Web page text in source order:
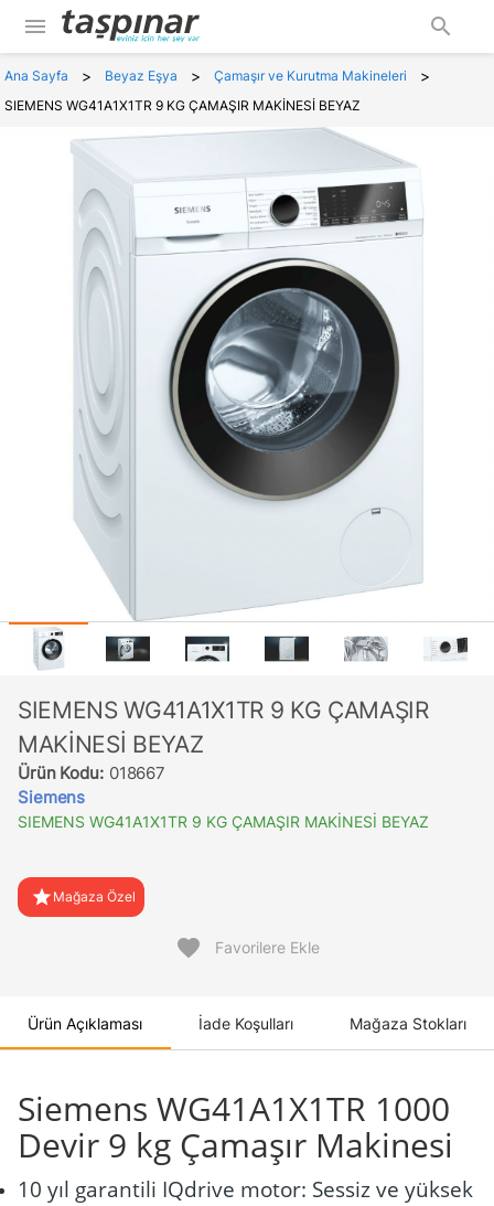
menu search
Ana Sayfa > Beyaz Eşya > Çamaşır ve Kurutma Makineleri >
SIEMENS WG41A1X1TR 9 KG ÇAMAŞIR MAKİNESİ BEYAZ
SIEMENS WG41A1X1TR 9 KG ÇAMAŞIR
MAKİNESİ BEYAZ
Ürün Kodu: 018667
Siemens
SIEMENS WG41A1X1TR 9 KG ÇAMAŞIR MAKİNESİ BEYAZ
star Mağaza Özel
favorite Favorilere Ekle
Ürün Açıklaması İade Koşulları Mağaza Stokları
Siemens WG41A1X1TR 1000
Devir 9 kg Çamaşır Makinesi
10 yıl garantili IQdrive motor: Sessiz ve yüksek